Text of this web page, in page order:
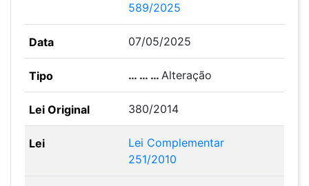
589/2025
07/05/2025
… … …Alteração
380/2014
Lei Complementar
251/2010